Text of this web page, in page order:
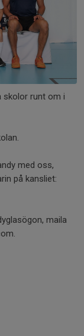
skolor runt om i
med oss,
på kansliet:
maila